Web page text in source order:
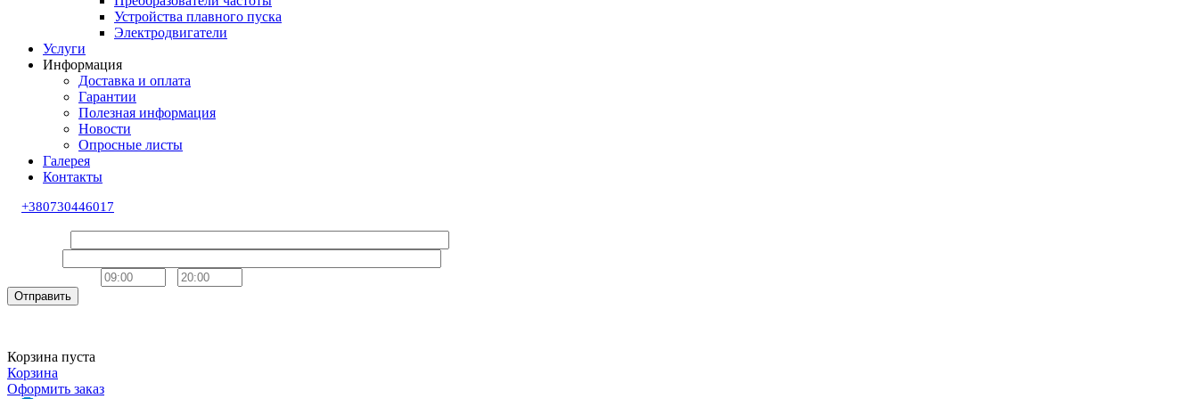
Устройства плавного пуска
Электродвигатели
Услуги
Информация
Доставка и оплата
Гарантии
Полезная информация
Новости
Опросные листы
Галерея
Контакты
+380730446017
Отправить
Корзина пуста
Корзина
Оформить заказ